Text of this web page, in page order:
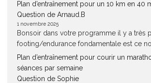
Plan d’entraînement pour un 10 km en 40
Question de Arnaud.B
1 novembre 2025
Bonsoir dans votre programme il y a très
footing/endurance fondamentale est ce
Plan d’entraînement pour courir un
séances par semaine
Question de Sophie